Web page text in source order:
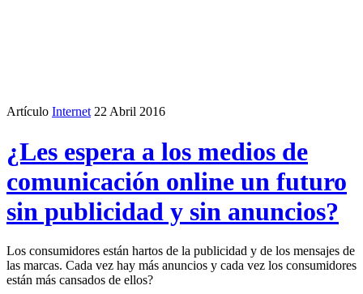
Artículo Internet 22 Abril 2016
¿Les espera a los medios de
comunicación online un futuro
sin publicidad y sin anuncios?
Los consumidores están hartos de la publicidad y de los mensajes de
las marcas. Cada vez hay más anuncios y cada vez los consumidores
están más cansados de ellos?